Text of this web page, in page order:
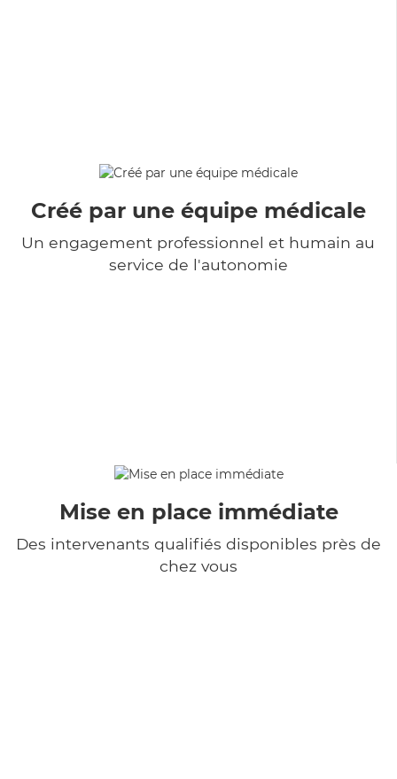
Créé par une équipe médicale
Un engagement professionnel et humain au
service de l'autonomie
Mise en place immédiate
Des intervenants qualifiés disponibles près de
chez vous